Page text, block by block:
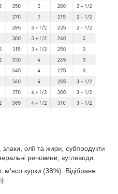
олії та жири, субпродукти
речовини, вуглеводи.
м'ясо курки (38%). Відібране